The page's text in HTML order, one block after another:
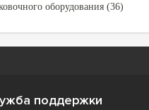
оборудования (36)
поддержки